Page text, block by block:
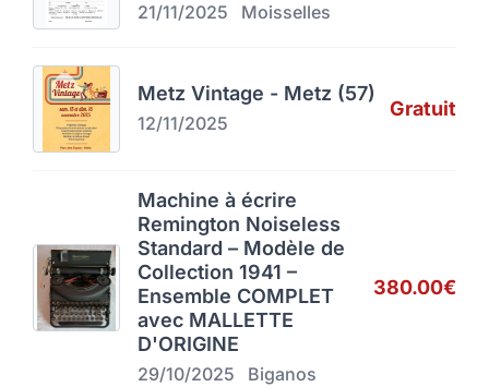
21/11/2025 Moisselles
Metz Vintage - Metz (57)
12/11/2025
Gratuit
Machine à écrire
Remington Noiseless
Standard – Modèle de
Collection 1941 –
Ensemble COMPLET
avec MALLETTE
D'ORIGINE
29/10/2025 Biganos
380.00€